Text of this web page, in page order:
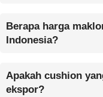
Berapa harga
Indonesia?
Apakah cushion
ekspor?